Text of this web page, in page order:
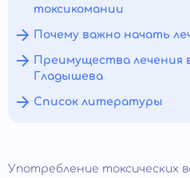
токсикомании
Почему важно начать
Преимущества лечения
Гладышева
Список литературы
Употребление токсических